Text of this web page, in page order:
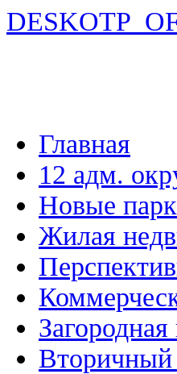
Главная
12 адм.
Новые
Жилая
Вторичный